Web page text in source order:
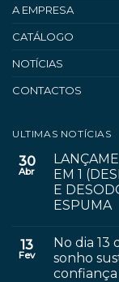
A EMPRESA
CATÁLOGO
NOTÍCIAS
CONTACTOS
ULTIMAS NOTÍCIAS
30
Abr
EM 1
E
ESPUMA
13
Fev
No dia 13
sonho
confiança